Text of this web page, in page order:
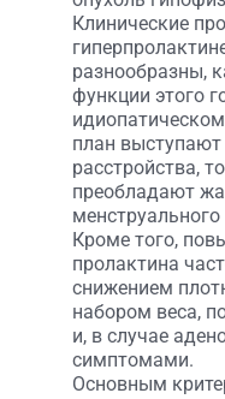
Клинические
разнообразны,
функции этого
план выступают
расстройства,
преобладают
Кроме того,
пролактина
снижением
набором веса,
и, в случае
симптомами.
Основным